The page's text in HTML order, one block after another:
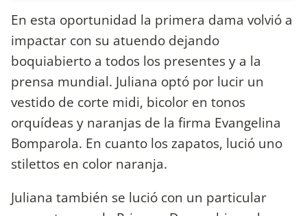
En esta oportunidad la primera dama volvió a
impactar con su atuendo dejando
boquiabierto a todos los presentes y a la
prensa mundial. Juliana optó por lucir un
vestido de corte midi, bicolor en tonos
orquídeas y naranjas de la firma Evangelina
Bomparola. En cuanto los zapatos, lució uno
stilettos en color naranja.
Juliana también se lució con un particular